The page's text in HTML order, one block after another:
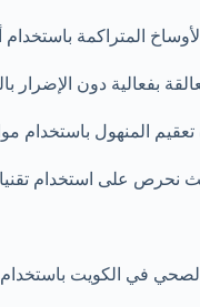
المتراكمة
بفعالية دون الإضرار
المنهول باستخدام
نحرص على استخدام
في الكويت